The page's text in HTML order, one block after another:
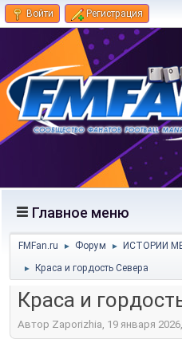
Войти Регистрация
Главное меню
FMFan.ru ► Форум ► ИСТОРИИ
► Краса и гордость Севера
Краса и
Автор Zaporizhia, 19 января